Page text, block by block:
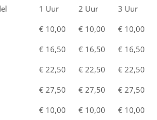
1 Uur 2 Uur 3 Uur
€ 10,00 € 10,00 € 10,00
€ 16,50 € 16,50 € 16,50
€ 22,50 € 22,50 € 22,50
€ 27,50 € 27,50 € 27,50
€ 10,00 € 10,00 € 10,00